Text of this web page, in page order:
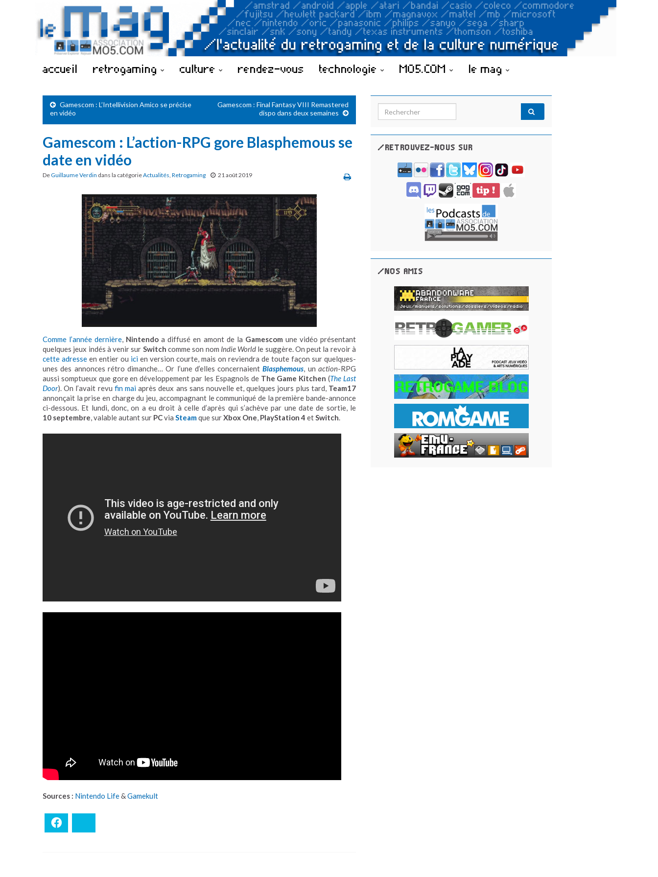
accueil retrogaming culture rendez-vous technologie MO5.COM le mag
Gamescom : L’Intellivision Amico se précise
en vidéo
Gamescom : Final Fantasy VIII Remastered
dispo dans deux semaines
Gamescom : L’action-RPG gore Blasphemous se
date en vidéo
DeGuillaume Verdin dans la catégorieActualités, Retrogaming 21 août 2019
Comme l’année dernière, Nintendo a diffusé en amont de la Gamescom une vidéo présentant
quelques jeux indés à venir sur Switch comme son nom Indie World le suggère. On peut la revoir à
cette adresse en entier ou ici en version courte, mais on reviendra de toute façon sur quelques-
unes des annonces rétro dimanche… Or l’une d’elles concernaientBlasphemous, unaction-RPG
aussi somptueux que gore en développement par les Espagnols de The Game Kitchen (The Last
Door). On l’avait revu fin maiaprès deux ans sans nouvelle et, quelques jours plus tard, Team17
annonçait la prise en charge du jeu, accompagnant le communiqué de la première bande-annonce
ci-dessous. Et lundi, donc, on a eu droit à celle d’après qui s’achève par une date de sortie, le
10 septembre, valable autant sur PCvia Steamque surXbox One, PlayStation 4 etSwitch.
Sources : Nintendo Life&Gamekult
Search for:
/RETROUVEZ-NOUS SUR
/NOS AMIS